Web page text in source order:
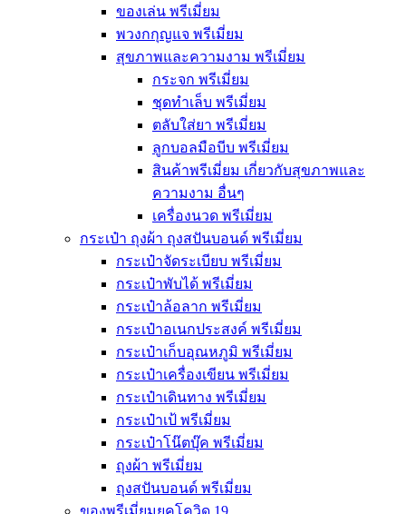
ของเล่น พรีเมี่ยม
พวงกกุญแจ พรีเมี่ยม
สุขภาพและความงาม พรีเมี่ยม
กระจก พรีเมี่ยม
ชุดทำเล็บ พรีเมี่ยม
ตลับใส่ยา พรีเมี่ยม
ลูกบอลมือบีบ พรีเมี่ยม
สินค้าพรีเมี่ยม เกี่ยวกับสุขภาพและ
ความงาม อื่นๆ
เครื่องนวด พรีเมี่ยม
กระเป๋า ถุงผ้า ถุงสปันบอนด์ พรีเมี่ยม
กระเป๋าจัดระเบียบ พรีเมี่ยม
กระเป๋าพับได้ พรีเมี่ยม
กระเป๋าล้อลาก พรีเมี่ยม
กระเป๋าอเนกประสงค์ พรีเมี่ยม
กระเป๋าเก็บอุณหภูมิ พรีเมี่ยม
กระเป๋าเครื่องเขียน พรีเมี่ยม
กระเป๋าเดินทาง พรีเมี่ยม
กระเป๋าเป้ พรีเมี่ยม
กระเป๋าโน๊ตบุ๊ค พรีเมี่ยม
ถุงผ้า พรีเมี่ยม
ถุงสปันบอนด์ พรีเมี่ยม
ของพรีเมี่ยมยุคโควิด 19